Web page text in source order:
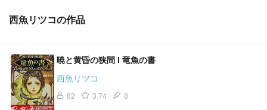
西魚リツコの作品
暁と黄昏の狭間 I 竜魚の書
西魚リツコ
82 3.74 8